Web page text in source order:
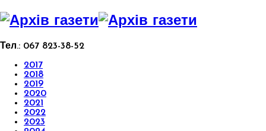
Тел.: 067 823-38-52
2017
2018
2019
2020
2021
2022
2023